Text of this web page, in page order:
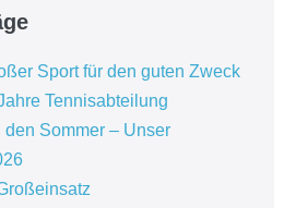
Sport für den guten Zweck
Tennisabteilung
den Sommer – Unser